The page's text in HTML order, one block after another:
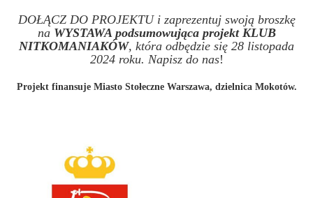
DOŁĄCZ DO PROJEKTU i zaprezentuj swoją broszkę
na WYSTAWA podsumowująca projekt KLUB
NITKOMANIAKÓW, która odbędzie się 28 listopada
2024 roku. Napisz do nas!
Projekt finansuje Miasto Stołeczne Warszawa, dzielnica Mokotów.